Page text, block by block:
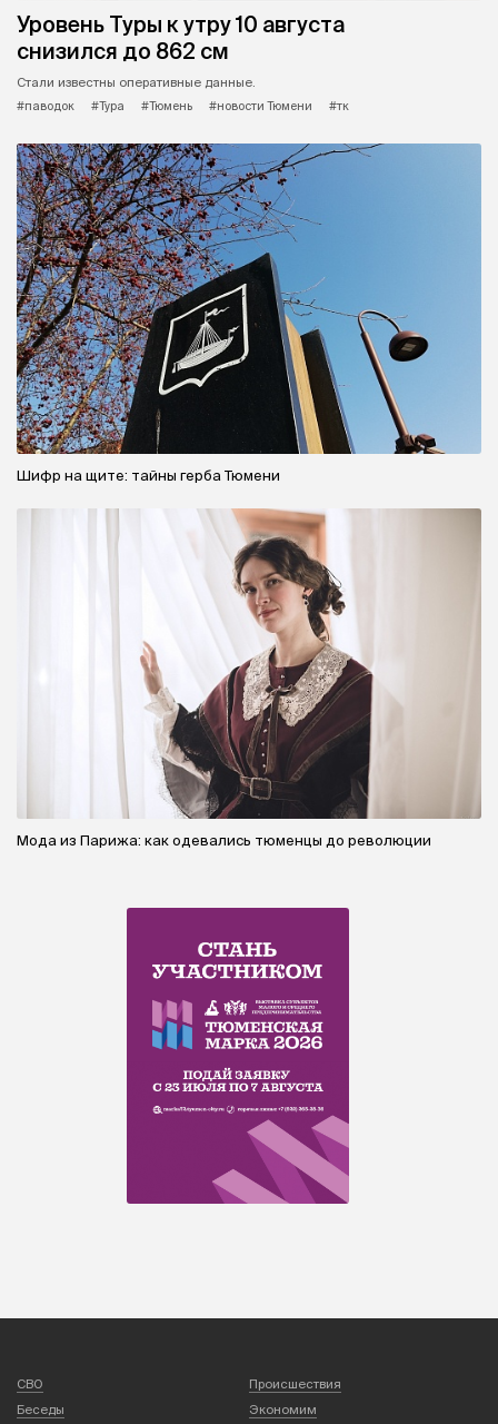
Уровень Туры к утру 10 августа
снизился до 862 см
Стали известны оперативные данные.
#паводок
#Тура #Тюмень #новости Тюмени #тк
Шифр на щите: тайны герба Тюмени
Мода из Парижа: как одевались тюменцы до революции
СВО
Происшествия
Беседы
Экономим